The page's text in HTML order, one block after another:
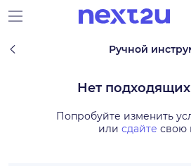
Ручной
Нет
Попробуйте изменить
или сдайте свою